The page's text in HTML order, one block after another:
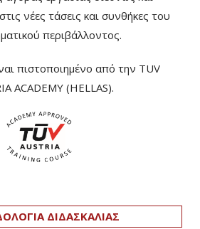
νέες τάσεις και συνθήκες του
περιβάλλοντος.
πιστοποιημένο από την TUV
ACADEMY (HELLAS).
ΔΙΔΑΣΚΑΛΙΑΣ